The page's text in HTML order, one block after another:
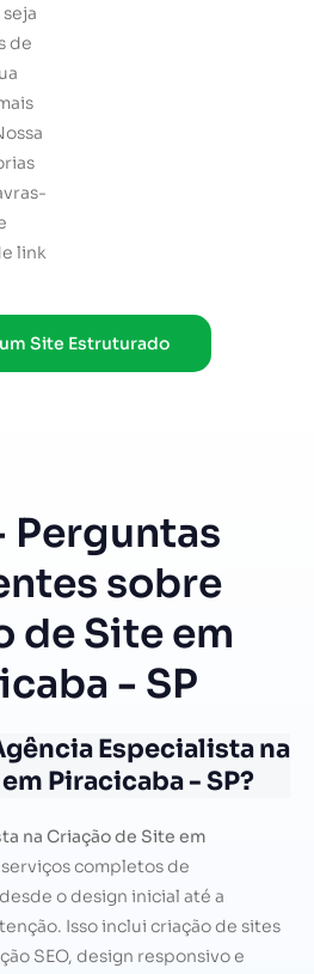
de
link
Site Estruturado
Perguntas
sobre
de Site em
- SP
Especialista na
Piracicaba - SP?
na Criação de Site em
completos de
o design inicial até a
Isso inclui criação de sites
SEO, design responsivo e